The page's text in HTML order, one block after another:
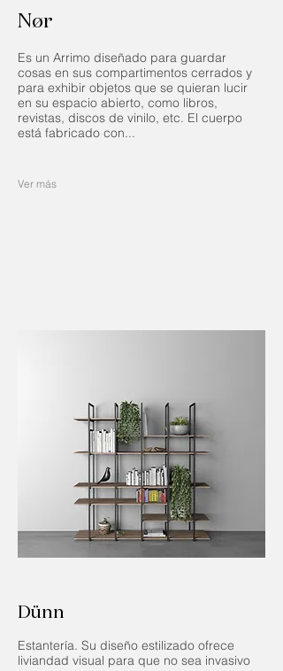
Nør
Es un Arrimo diseñado para guardar
cosas en sus compartimentos cerrados y
para exhibir objetos que se quieran lucir
en su espacio abierto, como libros,
revistas, discos de vinilo, etc. El cuerpo
está fabricado con...
Ver más
Dünn
Estantería. Su diseño estilizado ofrece
liviandad visual para que no sea invasivo